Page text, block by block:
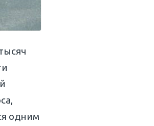
одним